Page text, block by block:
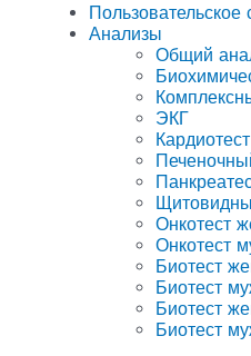
Пользовательское
Анализы
Общий
ЭКГ
Кардиотест
Онкотест
Онкотест
Биотест
Биотест
Биотест
Биотест